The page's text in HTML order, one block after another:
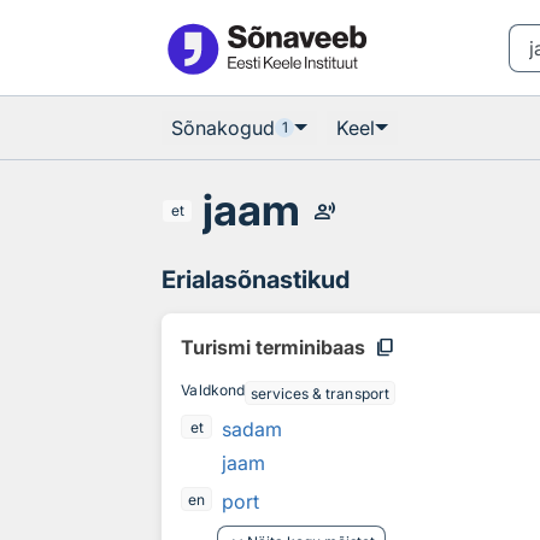
Sõnakogud 1 Keel
et jaam record_voice_over
Erialasõnastikud
Turismi terminibaas content_copy
Valdkond services & transport
et
sadam
jaam
en
port